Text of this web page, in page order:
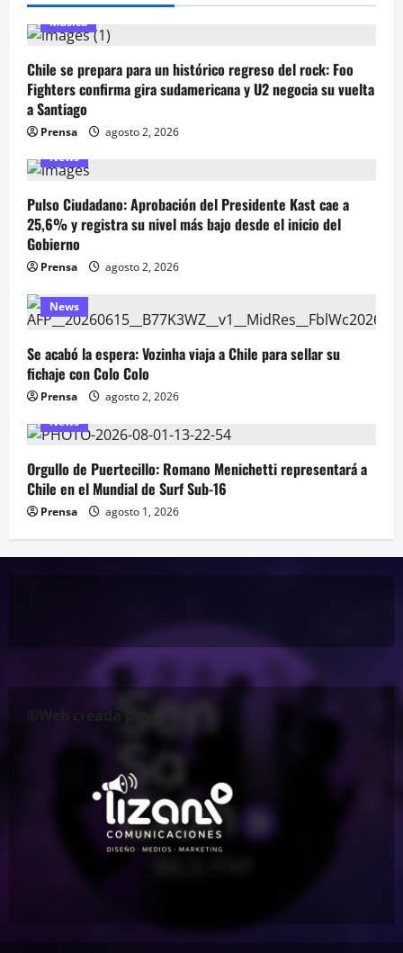
Música
Chile se prepara para un histórico regreso del rock: Foo
Fighters confirma gira sudamericana y U2 negocia su vuelta
a Santiago
Prensa
agosto 2, 2026
News
Pulso Ciudadano: Aprobación del Presidente Kast cae a
25,6% y registra su nivel más bajo desde el inicio del
Gobierno
Prensa agosto 2, 2026
News
Se acabó la espera: Vozinha viaja a Chile para sellar su
fichaje con Colo Colo
Prensa
agosto 2, 2026
News
Orgullo de Puertecillo: Romano Menichetti representará a
Chile en el Mundial de Surf Sub-16
Prensa agosto 1, 2026
®Web creada por: